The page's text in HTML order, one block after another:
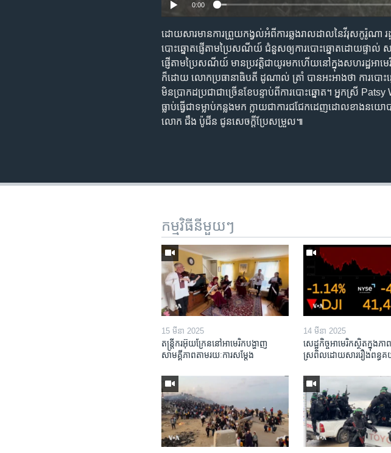
0:00
ដោយសារ​មាន​ការព្រួយ​កង្វល់​អំពី​ការ​ឆ្លង​រាលដាល​នៃ​វីរុស​កូរ៉ូណា រ
បោះឆ្នោត​​ផ្ញើ​តាម​ប្រៃសណីយ៍ ជំនួស​ឲ្យ​ការបោះឆ្នោត​ដោយ​ផ្ទាល់ សម្
ផ្ញើ​តាម​ប្រៃសណីយ៍ មាន​ប្រវត្តិ​ជាយូរ​មកហើយ​នៅក្នុង​សហរដ្ឋ​អ
ក៏ដោយ លោក​ប្រធានាធិបតី ដូណាល់ ត្រាំ បាន​អះអាង​ថា ការបោះ
មិន​ប្រាកដ​ប្រជា​ជាច្រើន​ខែ​បន្ទាប់ពី​ការបោះឆ្នោត។ អ្នកស្រី
ធ្លាប់​ធ្វើ​ជា​ទម្លាប់​កន្លង​មក ក្លាយជា​ការជជែក​ដេញដោល​ខាង​ន
លោក ជឹង ប៉ូជីន ជូនសេចក្តី​ប្រែសម្រួល៕
កម្មវិធី​នីមួយៗ
15 មីនា 2025
តន្ត្រីករ​អ៊ុយក្រែន​នៅ​អាមេរិក​បង្ហាញ​
សាមគ្គីភាព​តាម​រយៈ​ការសម្តែង
14 មីនា 2025
សេដ្ឋកិច្ច​អាមេរិក​ស្ថិត​ក្នុង​ភ
ស្រពិល​ដោយសារ​រឿង​ពន្ធ